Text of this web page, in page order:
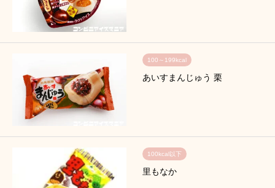
100～199kcal
あいすまんじゅう 栗
100kcal以下
里もなか